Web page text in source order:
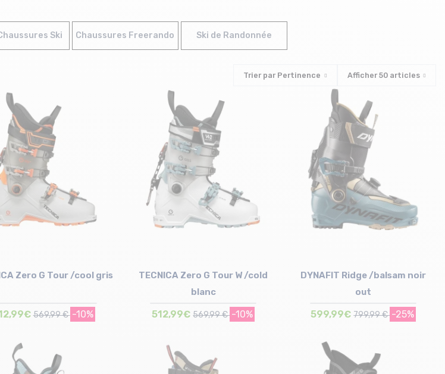
Ski Chaussures Freerando Ski de Randonnée
Trier par Pertinence Afficher50articles
Taille en stock
| 26.5 cm | 27 cm | 27.5 cm
cm | 29 cm | 30 cm | 30.5 cm
Zero G Tour /cool gris
569,99 € -10%
Taille en stock
22.5 cm | 24 cm | 25.5 cm
TECNICA Zero G Tour W /cold
blanc
512,99€ 569,99 € -10%
Taille en stock
26.5 cm | 28 cm | 28.5 cm | 29 cm
DYNAFIT Ridge /balsam noir
out
599,99€ 799,99 € -25%